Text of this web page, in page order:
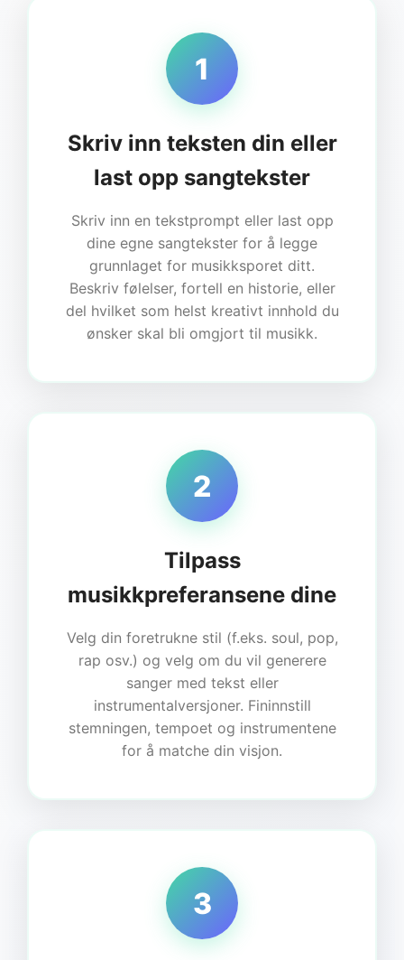
1
Skriv inn teksten din eller
last opp sangtekster
Skriv inn en tekstprompt eller last opp
dine egne sangtekster for å legge
grunnlaget for musikksporet ditt.
Beskriv følelser, fortell en historie, eller
del hvilket som helst kreativt innhold du
ønsker skal bli omgjort til musikk.
2
Tilpass
musikkpreferansene dine
Velg din foretrukne stil (f.eks. soul, pop,
rap osv.) og velg om du vil generere
sanger med tekst eller
instrumentalversjoner. Fininnstill
stemningen, tempoet og instrumentene
for å matche din visjon.
3